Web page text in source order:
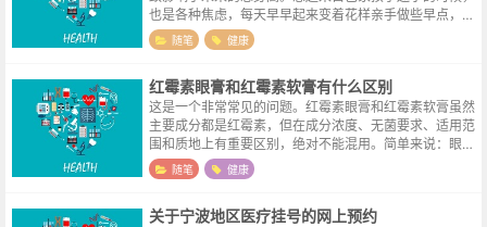
也是各种焦虑，每天早早起来变着花样亲手做些早点，就
希望他能吃得营养均衡一些。推文里列举了一些孩子早熟
的原因，既然这些原因导致了孩子早...
随笔 健康
红霉素眼膏和红霉素软膏有什么区别
这是一个非常常见的问题。红霉素眼膏和红霉素软膏虽然
主要成分都是红霉素，但在成分浓度、无菌要求、适用范
围和质地上有重要区别，绝对不能混用。简单来说：眼膏
可以用在皮肤上，但软膏绝对不能用在眼睛里。核心区别
项目红霉素眼膏红霉素软膏红霉素浓...
随笔 健康
关于宁波地区医疗挂号的网上预约